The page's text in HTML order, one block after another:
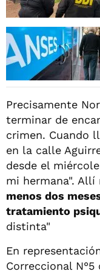
Precisamente
terminar de
crimen. Cuando
en la calle
desde el
mi hermana". Allí
menos dos
tratamiento
distinta"
En
Correccional